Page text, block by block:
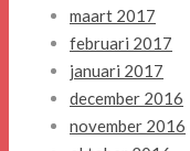
maart 2017
februari 2017
januari 2017
december 2016
november 2016